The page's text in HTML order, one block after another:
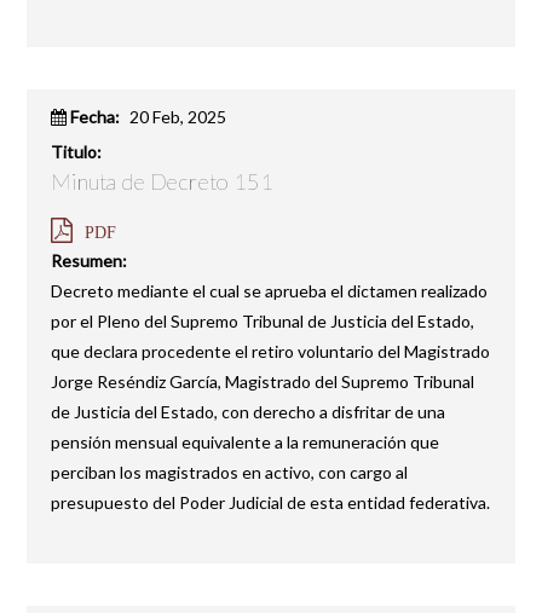
Fecha: 20 Feb, 2025
Titulo:
Minuta de Decreto 151
PDF
Resumen:
Decreto mediante el cual se aprueba el dictamen realizado
por el Pleno del Supremo Tribunal de Justicia del Estado,
que declara procedente el retiro voluntario del Magistrado
Jorge Reséndiz García, Magistrado del Supremo Tribunal
de Justicia del Estado, con derecho a disfritar de una
pensión mensual equivalente a la remuneración que
perciban los magistrados en activo, con cargo al
presupuesto del Poder Judicial de esta entidad federativa.